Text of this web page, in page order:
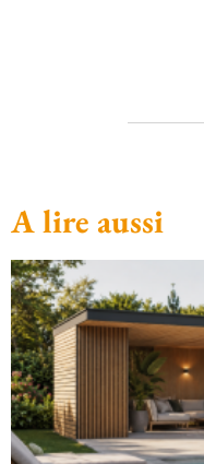
A lire aussi